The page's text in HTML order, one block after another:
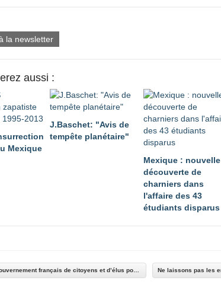
la newsletter
aussi :
Mexique
J.Baschet: "Avis de
tempête planétaire"
Mexique : nouvelle
découverte de
charniers dans
l'affaire des 43
étudiants disparus
Appel au gouvernement français de citoyens et d’élus pour la levée des sanctions et pour la livraison des Mistrals à la Russie